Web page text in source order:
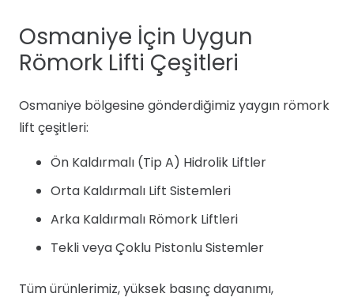
Osmaniye İçin Uygun
Römork Lifti Çeşitleri
Osmaniye bölgesine gönderdiğimiz yaygın römork
lift çeşitleri:
Ön Kaldırmalı (Tip A) Hidrolik Liftler
Orta Kaldırmalı Lift Sistemleri
Arka Kaldırmalı Römork Liftleri
Tekli veya Çoklu Pistonlu Sistemler
Tüm ürünlerimiz, yüksek basınç dayanımı,